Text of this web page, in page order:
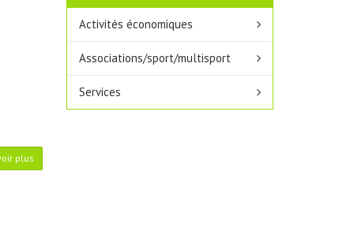
plus
Activités économiques
Associations/sport/multisport
Services